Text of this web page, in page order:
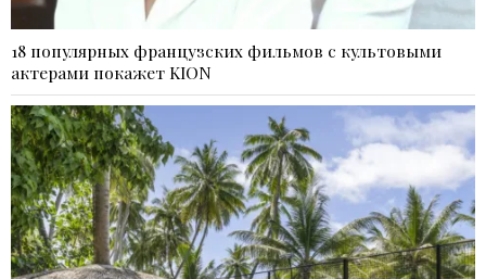
18 популярных французских фильмов с культовыми
актерами покажет KION